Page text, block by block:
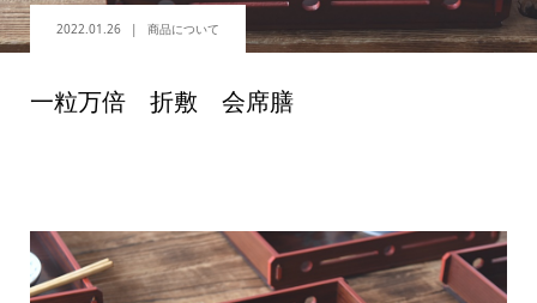
2022.01.26 商品について
一粒万倍 折敷 会席膳